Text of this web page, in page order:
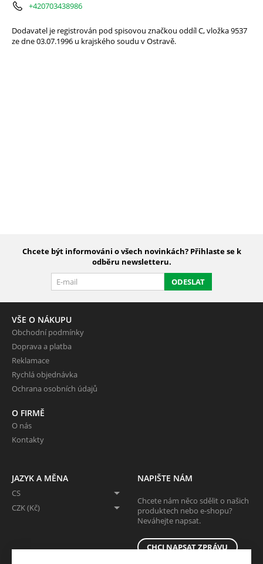
+420703438986
Dodavatel je registrován pod spisovou značkou oddíl C, vložka 9537
ze dne 03.07.1996 u krajského soudu v Ostravě.
Chcete být informováni o všech novinkách? Přihlaste se k
odběru newsletteru.
ODESLAT
VŠE O NÁKUPU
Obchodní podmínky
Doprava a platba
Reklamace
Rychlá objednávka
Ochrana osobních údajů
O FIRMĚ
O nás
Kontakty
JAZYK A MĚNA
CS
CZK (Kč)
NAPIŠTE NÁM
Chcete nám něco sdělit o našich
produktech nebo e-shopu?
Neváhejte napsat.
CHCI NAPSAT ZPRÁVU